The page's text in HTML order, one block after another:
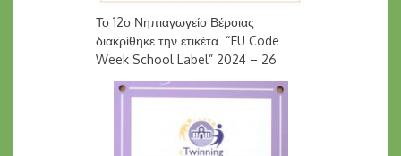
Το 12ο Νηπιαγωγείο Βέροιας
διακρίθηκε την ετικέτα “EU Code
Week School Label” 2024 – 26